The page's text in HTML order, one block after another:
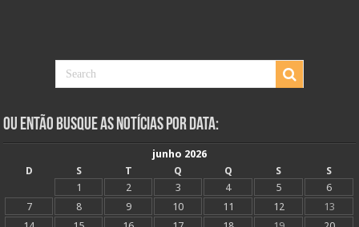
Ou Então Busque as Notícias Por Data:
junho 2026
D
S T Q Q S
S
1
2 3 4 5
6
7
8 9 10 11 12
13